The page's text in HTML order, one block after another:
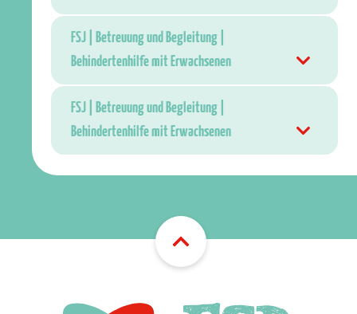
FSJ | Betreuung und Begleitung |
Behindertenhilfe mit Erwachsenen
FSJ | Betreuung und Begleitung |
Behindertenhilfe mit Erwachsenen